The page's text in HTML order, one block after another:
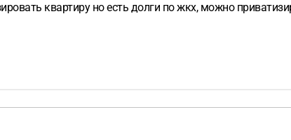
квартиру но есть долги по жкх, можно